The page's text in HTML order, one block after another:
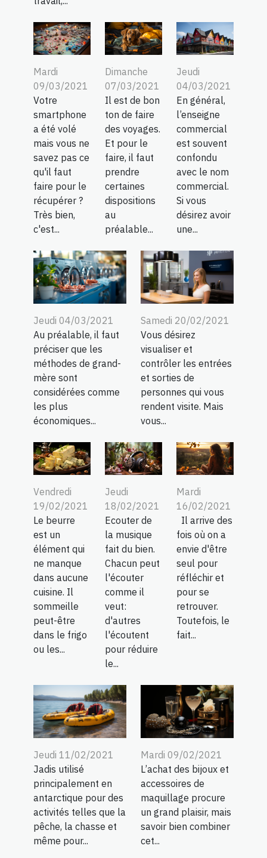
Mardi
09/03/2021
Votre
smartphone
a été volé
mais vous ne
savez pas ce
qu'il faut
faire pour le
récupérer ?
Très bien,
c'est...
Dimanche
07/03/2021
Il est de bon
ton de faire
des voyages.
Et pour le
faire, il faut
prendre
certaines
dispositions
au
préalable...
Jeudi
04/03/2021
En général,
l’enseigne
commercial
est souvent
confondu
avec le nom
commercial.
Si vous
désirez avoir
une...
Jeudi 04/03/2021
Au préalable, il faut
préciser que les
méthodes de grand-
mère sont
considérées comme
les plus
économiques...
Samedi 20/02/2021
Vous désirez
visualiser et
contrôler les entrées
et sorties de
personnes qui vous
rendent visite. Mais
vous...
Vendredi
19/02/2021
Le beurre
est un
élément qui
ne manque
dans aucune
cuisine. Il
sommeille
peut-être
dans le frigo
ou les...
Jeudi
18/02/2021
Ecouter de
la musique
fait du bien.
Chacun peut
l'écouter
comme il
veut:
d'autres
l'écoutent
pour réduire
le...
Mardi
16/02/2021
Il arrive des
fois où on a
envie d'être
seul pour
réfléchir et
pour se
retrouver.
Toutefois, le
fait...
Jeudi 11/02/2021
Jadis utilisé
principalement en
antarctique pour des
activités telles que la
pêche, la chasse et
même pour...
Mardi 09/02/2021
L’achat des bijoux et
accessoires de
maquillage procure
un grand plaisir, mais
savoir bien combiner
cet...